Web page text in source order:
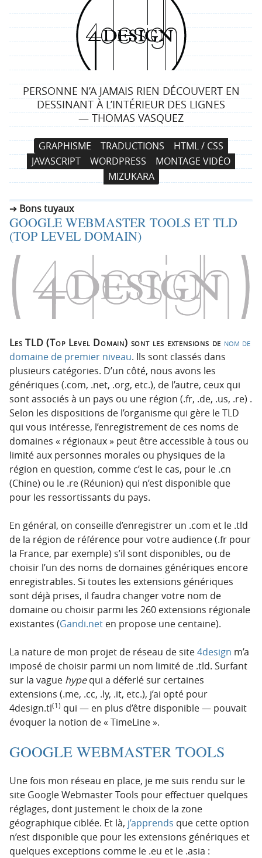
4
d
e
s
i
g
n
PERSONNE N’A JAMAIS RIEN DÉCOUVERT EN
DESSINANT À L’INTÉRIEUR DES LIGNES
— THOMAS VASQUEZ
a
t
i
n
r
c
i
p
a
l
e
a
u
c
n
e
n
GRAPHISME TRADUCTIONS
HTML / CSS
JAVASCRIPT
WORDPRESS
MONTAGE VIDÉO
MIZUKARA
Bons tuyaux
GOOGLE WEBMASTER TOOLS ET TLD
(TOP LEVEL DOMAIN)
Les TLD (Top Level Domain) sont les extensions de nom de
domaine de premier niveau. Ils sont classés dans
plusieurs catégories. D’un côté, nous avons les
génériques (.com, .net, .org, etc.), de l’autre, ceux qui
sont associés à un pays ou une région (.fr, .de, .us, .re) .
Selon les dispositions de l’organisme qui gère le TLD
qui vous intéresse, l’enregistrement de ces noms de
domaines « régionaux » peut être accessible à tous ou
limité aux personnes morales ou physiques de la
région en question, comme c’est le cas, pour le .cn
(Chine) ou le .re (Réunion) qui n’est disponible que
pour les ressortissants du pays.
En général, on conseille d’enregistrer un .com et le .tld
de la région de référence pour votre audience (.fr pour
la France, par exemple) s’il sont disponibles, ou de
choisir l’un des noms de domaines génériques encore
enregistrables. Si toutes les extensions génériques
sont déjà prises, il faudra changer votre nom de
domaine ou choisir parmi les 260 extensions régionale
existantes (Gandi.net en propose une centaine).
La nature de mon projet de réseau de site4design m’a
imposé de choisir parmi un nom limité de .tld. Surfant
sur la vague hypequi a déferlé sur certaines
extensions (.me, .cc, .ly, .it, etc.), j’ai opté pour
4design.tl(1) qui — en plus d’être disponible — pouvait
évoquer la notion de « TimeLine ».
GOOGLE WEBMASTER TOOLS
Une fois mon réseau en place, je me suis rendu sur le
site Google Webmaster Tools pour effectuer quelques
réglages, dont justement le choix de la zone
géographique ciblée. Et là, j’apprends que cette option
n’est disponible que pour les extensions génériques et
quelques exceptions comme le .eu et le .asia :